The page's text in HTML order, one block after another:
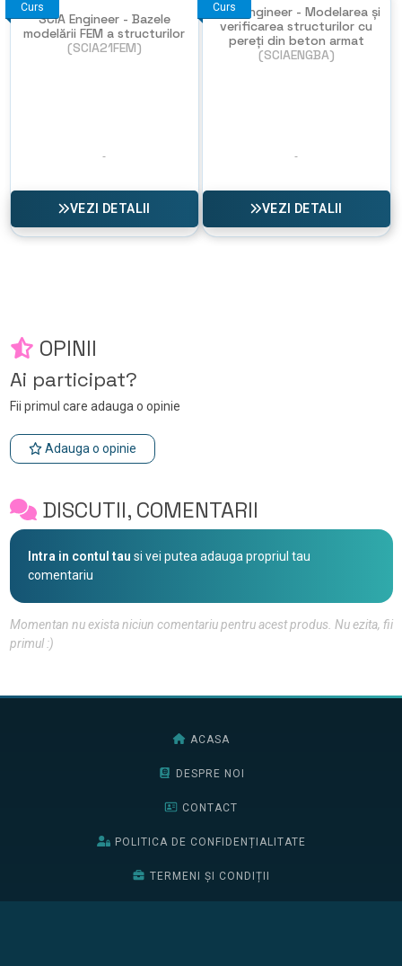
Curs
SCIA Engineer - Bazele
modelării FEM a structurilor
(SCIA21FEM)
VEZI DETALII
Curs
SCIA Engineer - Modelarea și
verificarea structurilor cu
pereți din beton armat
(SCIAENGBA)
VEZI DETALII
OPINII
Ai participat?
Fii primul care adauga o opinie
Adauga o opinie
DISCUTII, COMENTARII
Intra in contul tau si vei putea adauga propriul tau
comentariu
Momentan nu exista niciun comentariu pentru acest produs. Nu ezita, fii
primul :)
ACASA
DESPRE NOI
CONTACT
POLITICA DE CONFIDENȚIALITATE
TERMENI ȘI CONDIȚII